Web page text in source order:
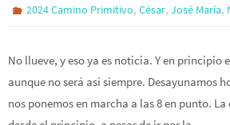
2024 Camino Primitivo,César,José María,
No llueve, y eso ya es noticia. Y en principio
aunque no será así siempre. Desayunamos
nos ponemos en marcha a las 8 en punto.